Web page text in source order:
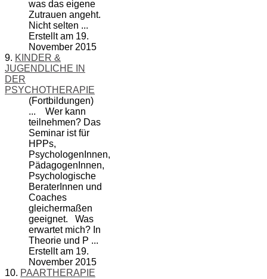
was das eigene
Zutrauen angeht.
Nicht selten ...
Erstellt am 19.
November 2015
9. KINDER &
JUGENDLICHE IN
DER
PSYCHOTHERAPIE
(Fortbildungen)
... Wer kann
teilnehmen? Das
Seminar ist für
HPPs,
PsychologenInnen,
PädagogenInnen,
Psychologische
BeraterInnen und
Coaches
gleichermaßen
geeignet. Was
erwartet mich? In
Theorie und P ...
Erstellt am 19.
November 2015
10. PAARTHERAPIE